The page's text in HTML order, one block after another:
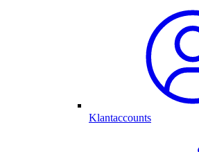
Klantaccounts